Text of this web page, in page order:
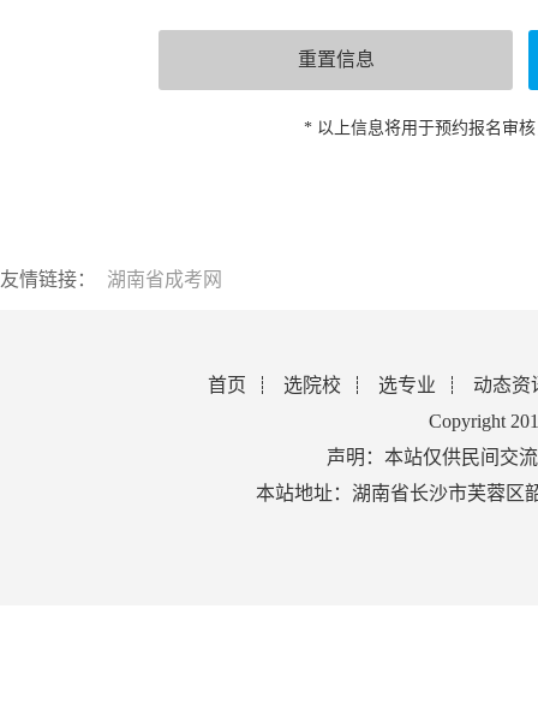
* 以上信息将用于预约报名审
友情链接： 湖南省成考网
首页 选院校 选专业
动态资
Copyright
声明：本站仅供民间交
本站地址：湖南省长沙市芙蓉区